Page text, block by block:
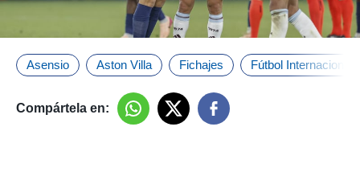
Asensio Aston Villa Fichajes Fútbol Internacional
Compártela en: